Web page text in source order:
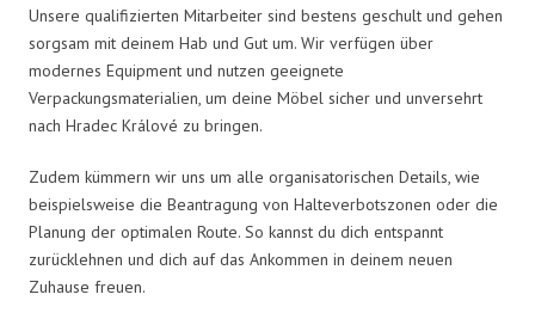
Unsere qualifizierten Mitarbeiter sind bestens geschult und gehen
sorgsam mit deinem Hab und Gut um. Wir verfügen über
modernes Equipment und nutzen geeignete
Verpackungsmaterialien, um deine Möbel sicher und unversehrt
nach Hradec Králové zu bringen.
Zudem kümmern wir uns um alle organisatorischen Details, wie
beispielsweise die Beantragung von Halteverbotszonen oder die
Planung der optimalen Route. So kannst du dich entspannt
zurücklehnen und dich auf das Ankommen in deinem neuen
Zuhause freuen.